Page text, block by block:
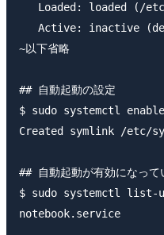
Loaded: loaded (/
Active: inactive
~以下省略
## 自動起動の設定
$ sudo systemctl
Created symlink /etc/
## 自動起動が有効になって
$ sudo systemctl list-